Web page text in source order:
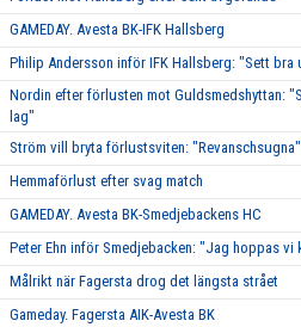
GAMEDAY. Avesta BK-IFK Hallsberg
Philip Andersson inför IFK Hallsberg: "Sett bra
Nordin efter förlusten mot Guldsmedshyttan:
lag"
Ström vill bryta förlustsviten: "Revanschsugna"
Hemmaförlust efter svag match
GAMEDAY. Avesta BK-Smedjebackens HC
Peter Ehn inför Smedjebacken: "Jag hoppas vi
Målrikt när Fagersta drog det längsta strået
Gameday. Fagersta AIK-Avesta BK